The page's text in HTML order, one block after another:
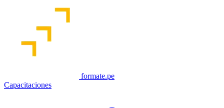
formate.pe
Capacitaciones